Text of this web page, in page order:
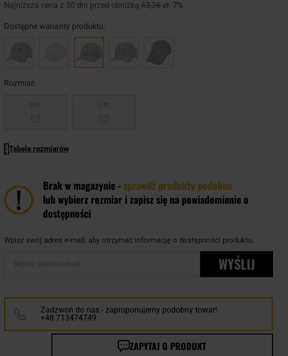
Najniższa cena z 30 dni przed obniżką 63,26 zł 7%
Dostępne warianty produktu:
Rozmiar:
Tabela rozmiarów
Brak w magazynie - sprawdź produkty podobne
lub wybierz rozmiar i zapisz się na powiadomienie o
dostępności
Wpisz swój adres e-mail, aby otrzymać informację o dostępności produktu.
WYŚLIJ
Zadzwoń do nas - zaproponujemy podobny towar!
+48 713474749
ZAPYTAJ O PRODUKT